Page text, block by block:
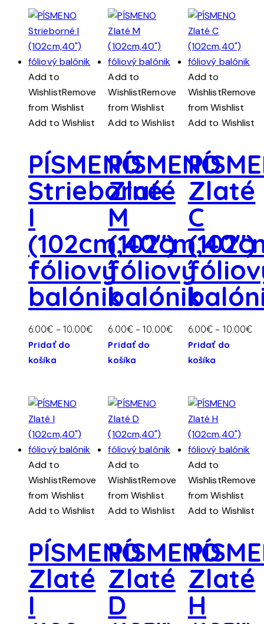
Add to
WishlistRemove
from Wishlist
Add to Wishlist
PÍSMENO
Strieborné
I
(102cm,40″)
fóliový
balónik
6.00€ – 10.00€Price
range:
6.00€
Pridať do
košíkaTento
viacero
Možnosti
si
môžete
vybrať
na
stránke
Add to
WishlistRemove
from Wishlist
Add to Wishlist
PÍSMENO
Zlaté
M
(102cm,40″)
fóliový
balónik
6.00€ – 10.00€Price
range:
6.00€
Pridať do
košíka
viacero
variantov.
Možnosti
si
môžete
vybrať
na
stránke
Add to
WishlistRemove
from Wishlist
Add to Wishlist
Zlaté
C
6.00€ – 10.00€
Pridať do
košíka
viacero
variantov.
Možnosti
si
môžete
vybrať
na
stránke
Add to
WishlistRemove
from Wishlist
Add to Wishlist
PÍSMENO
Zlaté
I
Add to
WishlistRemove
from Wishlist
Add to Wishlist
PÍSMENO
Zlaté
D
Add to
WishlistRemove
from Wishlist
Add to Wishlist
Zlaté
H